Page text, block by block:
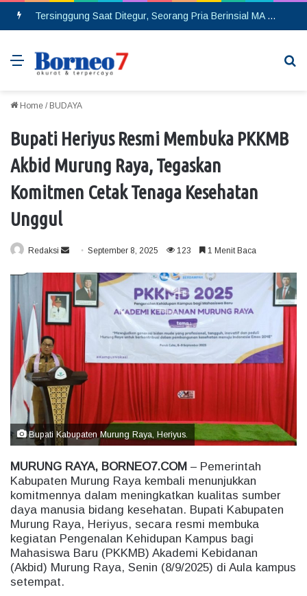
Tersinggung Saat Ditegur, Seorang Pria Berinsial MA Melakukan Pembacokan di Pasar Saik
Menu
Home / BUDAYA
Bupati Heriyus Resmi Membuka PKKMB
Akbid Murung Raya, Tegaskan
Komitmen Cetak Tenaga Kesehatan
Unggul
Redaksi
m
a
i
September 8, 2025 123 1 Menit Baca
Bupati Kabupaten Murung Raya, Heriyus.
MURUNG RAYA, BORNEO7.COM – Pemerintah
Kabupaten Murung Raya kembali menunjukkan
komitmennya dalam meningkatkan kualitas sumber
daya manusia bidang kesehatan. Bupati Kabupaten
Murung Raya, Heriyus, secara resmi membuka
kegiatan Pengenalan Kehidupan Kampus bagi
Mahasiswa Baru (PKKMB) Akademi Kebidanan
(Akbid) Murung Raya, Senin (8/9/2025) di Aula kampus
setempat.